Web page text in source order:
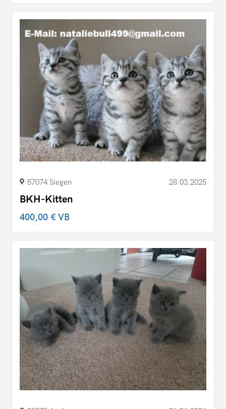
57074 Siegen 28.03.2025
BKH-Kitten
400,00 €VB